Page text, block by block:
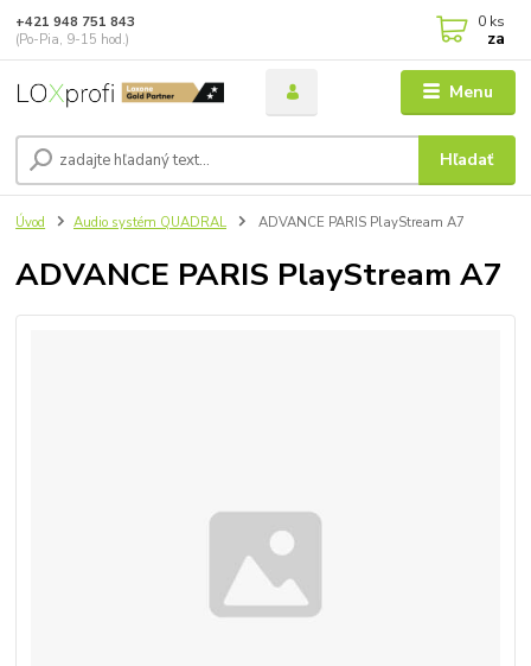
Menu
Hľadať
+421 948 751 843
(Po-Pia, 9-15 hod.)
0 ks
za
Úvod Audio systém QUADRAL ADVANCE PARIS PlayStream A7
ADVANCE PARIS PlayStream A7